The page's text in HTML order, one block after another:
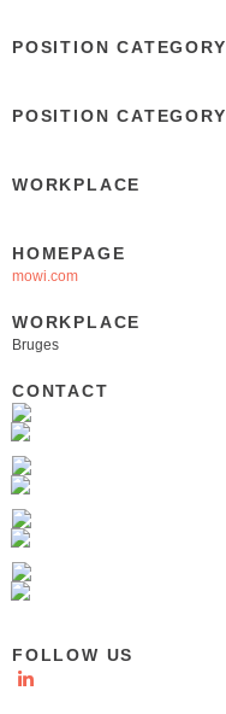
POSITION CATEGORY
POSITION CATEGORY
WORKPLACE
HOMEPAGE
mowi.com
WORKPLACE
Bruges
CONTACT
FOLLOW US